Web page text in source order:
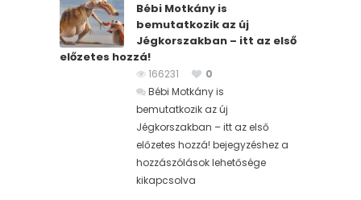
Bébi Motkány is
bemutatkozik az új
Jégkorszakban – itt az első
előzetes hozzá!
166231
0
Bébi Motkány is
bemutatkozik az új
Jégkorszakban – itt az első
előzetes hozzá! bejegyzéshez a
hozzászólások lehetősége
kikapcsolva